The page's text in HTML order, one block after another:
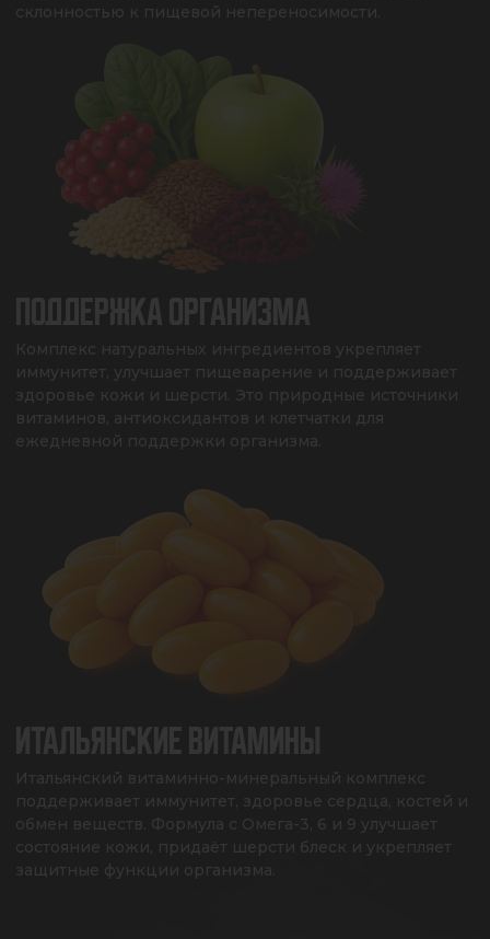
склонностью к пищевой непереносимости.
ПОДДЕРЖКА ОРГАНИЗМА
Комплекс натуральных ингредиентов укрепляет
иммунитет, улучшает пищеварение и поддерживает
здоровье кожи и шерсти. Это природные источники
витаминов, антиоксидантов и клетчатки для
ежедневной поддержки организма.
ИТАЛЬЯНСКИЕ ВИТАМИНЫ
Итальянский витаминно-минеральный комплекс
поддерживает иммунитет, здоровье сердца, костей и
обмен веществ. Формула с Омега-3, 6 и 9 улучшает
состояние кожи, придаёт шерсти блеск и укрепляет
защитные функции организма.